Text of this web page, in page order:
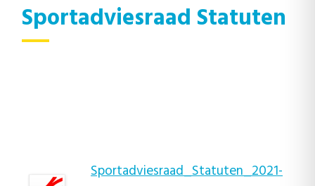
Sportadviesraad Statuten
Sportadviesraad_Statuten_2021-